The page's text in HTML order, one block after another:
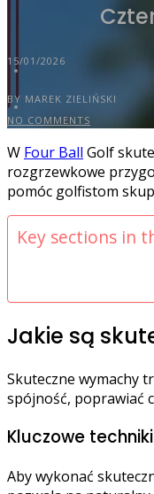
15/01/2026
BY MAREK ZIELIŃSKI
NO COMMENTS
W Four Ball Golf
rozgrzewkowe
pomóc golfistom
Key sections in
Jakie są
Skuteczne wymachy
spójność, poprawiać
Kluczowe
Aby wykonać